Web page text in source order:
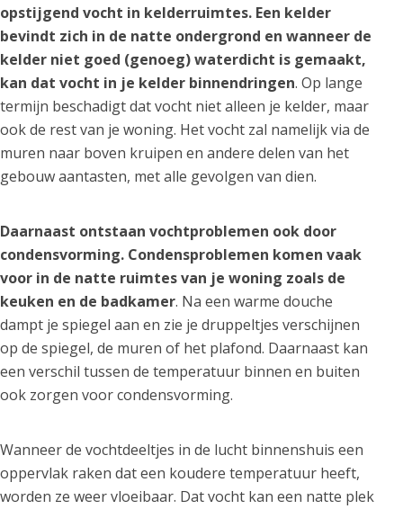
opstijgend vocht in kelderruimtes. Een kelder
bevindt zich in de natte ondergrond en wanneer de
kelder niet goed (genoeg) waterdicht is gemaakt,
kan dat vocht in je kelder binnendringen. Op lange
termijn beschadigt dat vocht niet alleen je kelder, maar
ook de rest van je woning. Het vocht zal namelijk via de
muren naar boven kruipen en andere delen van het
gebouw aantasten, met alle gevolgen van dien.
Daarnaast ontstaan vochtproblemen ook door
condensvorming. Condensproblemen komen vaak
voor in de natte ruimtes van je woning zoals de
keuken en de badkamer. Na een warme douche
dampt je spiegel aan en zie je druppeltjes verschijnen
op de spiegel, de muren of het plafond. Daarnaast kan
een verschil tussen de temperatuur binnen en buiten
ook zorgen voor condensvorming.
Wanneer de vochtdeeltjes in de lucht binnenshuis een
oppervlak raken dat een koudere temperatuur heeft,
worden ze weer vloeibaar. Dat vocht kan een natte plek